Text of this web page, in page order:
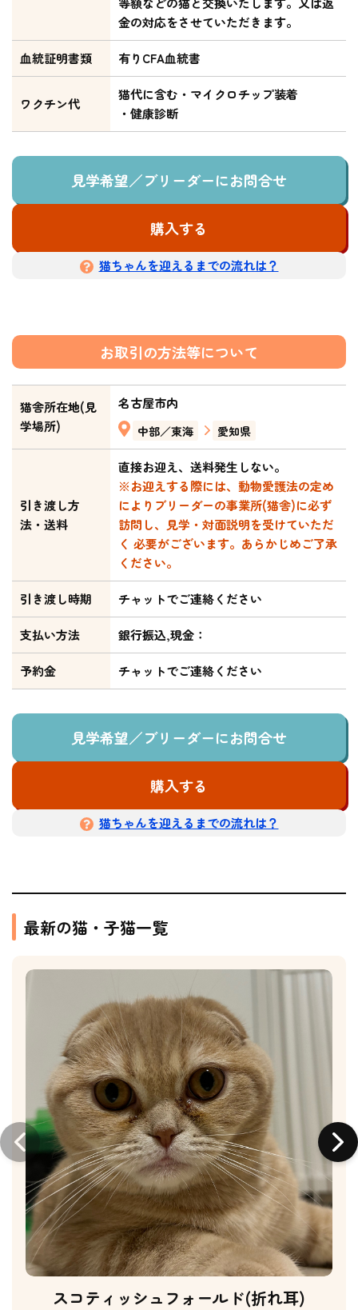
金の対応をさせていただきます。
血統証明書類 有りCFA血統書
ワクチン代
猫代に含む・マイクロチップ装着
・健康診断
見学希望／ブリーダーにお問合せ
購入する
猫ちゃんを迎えるまでの流れは？
お取引の方法等について
猫舎所在地(見
学場所)
名古屋市内
中部／東海 愛知県
引き渡し方
法・送料
直接お迎え、送料発生しない。
※お迎えする際には、動物愛護法の定め
によりブリーダーの事業所(猫舎)に必ず
訪問し、見学・対面説明を受けていただ
く 必要がございます。あらかじめご了承
ください。
引き渡し時期 チャットでご連絡ください
支払い方法 銀行振込,現金：
予約金 チャットでご連絡ください
見学希望／ブリーダーにお問合せ
購入する
猫ちゃんを迎えるまでの流れは？
最新の猫・子猫一覧
スコティッシュフォールド(折れ耳)